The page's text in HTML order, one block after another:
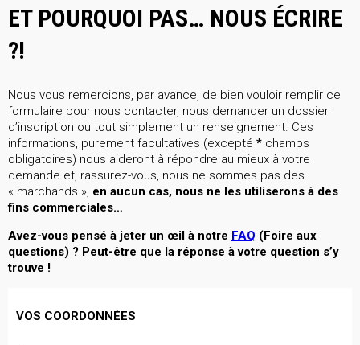
ET POURQUOI PAS… NOUS ÉCRIRE
?!
Nous vous remercions, par avance, de bien vouloir remplir ce
formulaire pour nous contacter, nous demander un dossier
d’inscription ou tout simplement un renseignement. Ces
informations, purement facultatives (excepté * champs
obligatoires) nous aideront à répondre au mieux à votre
demande et, rassurez-vous, nous ne sommes pas des
« marchands », en aucun cas, nous ne les utiliserons à des
fins commerciales…
Avez-vous pensé à jeter un œil à notre FAQ (Foire aux
questions) ? Peut-être que la réponse à votre question s’y
trouve !
VOS COORDONNÉES